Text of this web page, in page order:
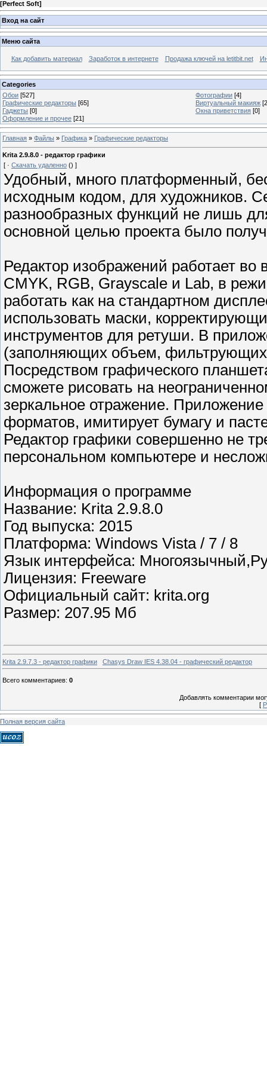
[Perfect Soft]
Вход на сайт
Меню сайта
Как добавить материал Заработок в интернете Продажа ключей на letitbit.net
Categories
Обои [527] Фотографии [4]
Графические редакторы [65] Виртуальный макияж
Гаджеты [0] Окна приветствия [0]
Оформление и прочее [21]
Главная » Файлы » Графика » Графические редакторы
Krita 2.9.8.0 - редактор графики
[ · Скачать удаленно () ]
Удобный, много платформенный,
исходным кодом, для художников.
разнообразных функций не лишь
основной целью проекта было
Редактор изображений работает во
CMYK, RGB, Grayscale и Lab, в
работать как на стандартном
использовать маски,
инструментов для ретуши. В
(заполняющих объем,
Посредством графического
сможете рисовать на
зеркальное отражение.
форматов, имитирует бумагу и
Редактор графики совершенно не
персональном компьютере и
Информация о программе
Название: Krita 2.9.8.0
Год выпуска: 2015
Платформа: Windows Vista / 7 / 8
Язык интерфейса:
Лицензия: Freeware
Официальный сайт: krita.org
Размер: 207.95 Мб
Krita 2.9.7.3 - редактор графики Chasys Draw IES 4.38.04 - графический редактор
Всего комментариев: 0
Добавлять комментарии
[
Полная версия сайта